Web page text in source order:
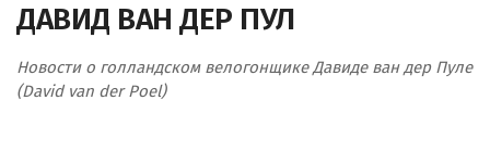
ДАВИД ВАН ДЕР ПУЛ
Новости о голландском велогонщике Давиде ван дер Пуле
(David van der Poel)